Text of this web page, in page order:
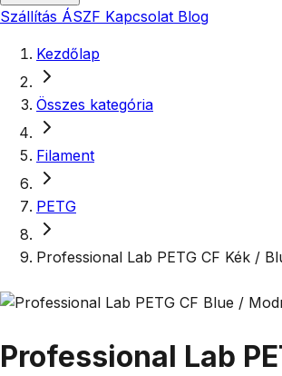
Szállítás ÁSZF Kapcsolat Blog
Kezdőlap
Összes kategória
Filament
PETG
Professional Lab PETG CF Kék /
Professional Lab